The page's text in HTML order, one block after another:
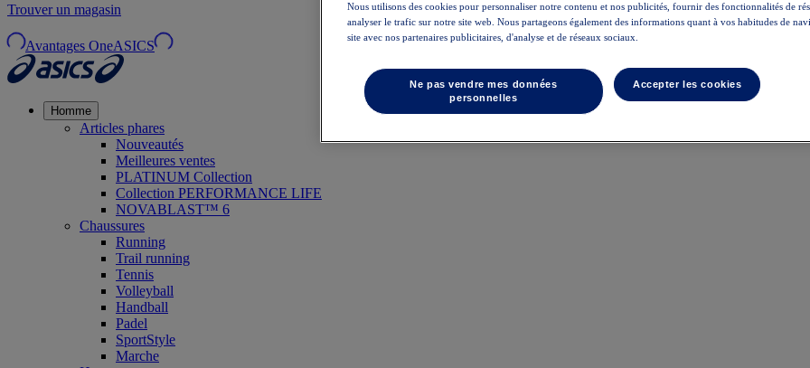
Trouver un magasin
Avantages OneASICS
Homme
Articles phares
Nouveautés
Meilleures ventes
PLATINUM Collection
Collection PERFORMANCE LIFE
NOVABLAST™ 6
Chaussures
Running
Trail running
Tennis
Volleyball
Handball
Padel
SportStyle
Marche
Nous utilisons des cookies pour personnaliser notre contenu et nos publicités, fournir des fonctionnalités de
analyser le trafic sur notre site web. Nous partageons également des informations quant à vos habitudes de
site avec nos partenaires publicitaires, d'analyse et de réseaux sociaux.
Ne pas vendre mes données
personnelles
Accepter les cookies